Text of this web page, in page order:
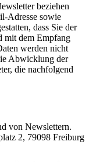
beziehen
Adresse sowie
dass Sie der
mit dem Empfang
werden nicht
Abwicklung der
die nachfolgend
von Newslettern.
2, 79098 Freiburg